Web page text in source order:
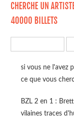
CHERCHE UN
40000 BILLETS
si vous ne l'avez
ce que vous
BZL 2 en 1 :
vilaines traces